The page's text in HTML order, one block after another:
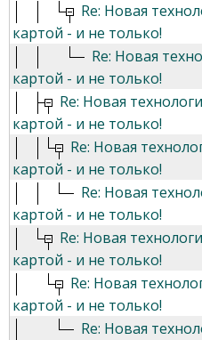
Re: Новая
картой - и не только!
Re: Новая
картой - и не только!
Re: Новая
картой - и не только!
Re: Новая
картой - и не только!
Re: Новая
картой - и не только!
Re: Новая
картой - и не только!
Re: Новая
картой - и не только!
Re: Новая